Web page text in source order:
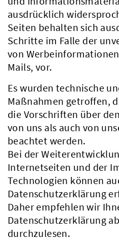
ausdrücklich
Seiten behalten sich
Schritte im Falle der
von
Mails, vor.
Es wurden technische
Maßnahmen getroffen,
die Vorschriften über
von uns als auch von
beachtet werden.
Bei der
Internetseiten und der
Technologien können
Datenschutzerklärung
Daher empfehlen wir
Datenschutzerklärung
durchzulesen.